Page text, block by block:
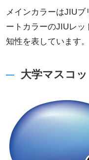
メインカラーはJIU
ートカラーのJIUレッ
知性を表しています。
大学マスコ